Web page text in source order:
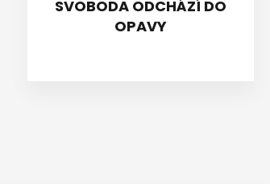
SVOBODA ODCHÁZÍ DO
OPAVY